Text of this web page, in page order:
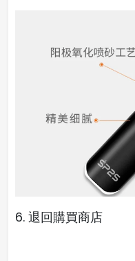
6. 退回購買商店